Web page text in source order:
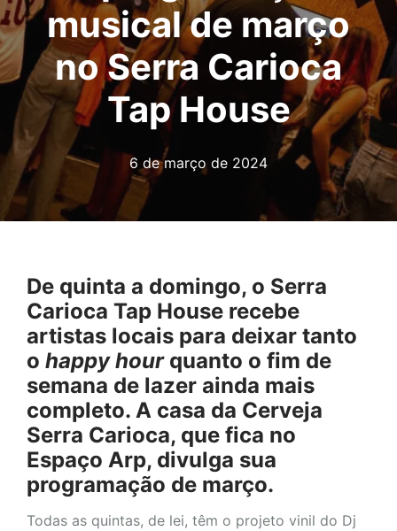
musical de março
no Serra Carioca
Tap House
6 de março de 2024
De quinta a domingo, o Serra
Carioca Tap House recebe
artistas locais para deixar tanto
o happy hourquanto o fim de
semana de lazer ainda mais
completo. A casa da Cerveja
Serra Carioca, que fica no
Espaço Arp, divulga sua
programação de março.
Todas as quintas, de lei, têm o projeto vinil do Dj